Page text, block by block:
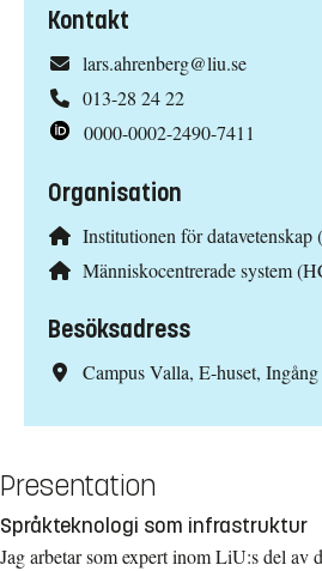
Kontakt
lars.ahrenberg@liu.se
013-28 24 22
0000-0002-2490-7411
Organisation
Institutionen för
Människocentrerade system
Besöksadress
Campus Valla, E-huset,
Presentation
Språkteknologi som infrastruktur
Jag arbetar som expert inom LiU:s del av